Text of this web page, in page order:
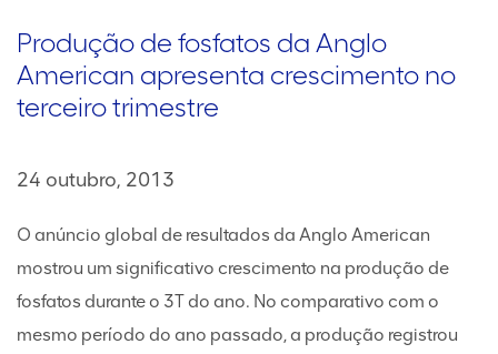
Produção de fosfatos da Anglo
American apresenta crescimento no
terceiro trimestre
24 outubro, 2013
O anúncio global de resultados da Anglo American
mostrou um significativo crescimento na produção de
fosfatos durante o 3T do ano. No comparativo com o
mesmo período do ano passado, a produção registrou